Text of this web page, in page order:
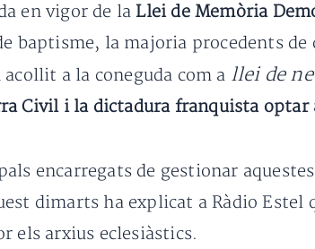
en vigor de la Llei de Memòria
baptisme, la majoria procedents
acollit a la coneguda com a llei de
Civil i la dictadura franquista
encarregats de gestionar
dimarts ha explicat a Ràdio
els arxius eclesiàstics.